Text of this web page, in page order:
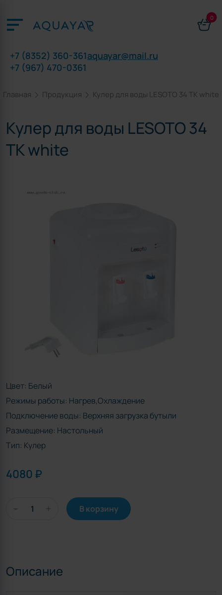
0
+7 (8352) 360-361aquayar@mail.ru
+7 (967) 470-0361
Главная Продукция Кулер для воды LESOTO 34 TK white
Кулер для воды LESOTO 34
TK white
Цвет: Белый
Режимы работы: Нагрев,Охлаждение
Подключение воды: Верхняя загрузка бутыли
Размещение: Настольный
Тип: Кулер
4080 ₽
- В корзину
Описание